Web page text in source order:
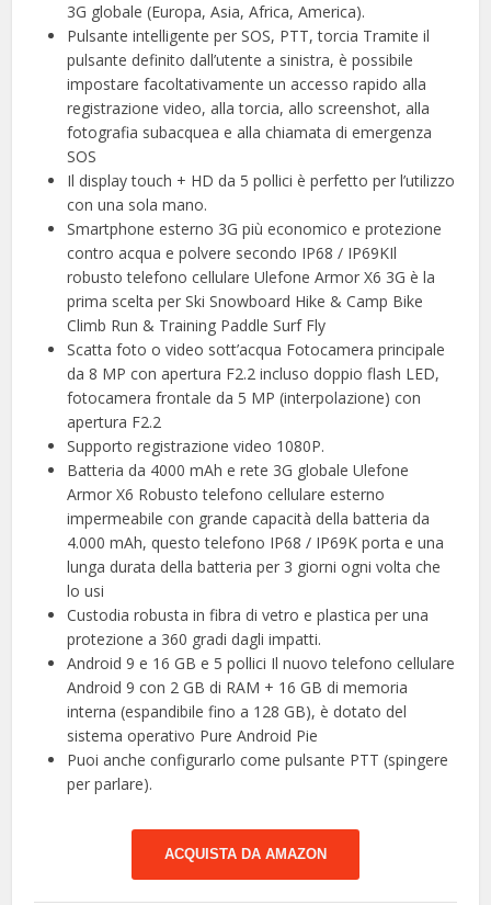
3G globale (Europa, Asia, Africa, America).
Pulsante intelligente per SOS, PTT, torcia Tramite il
pulsante definito dall’utente a sinistra, è possibile
impostare facoltativamente un accesso rapido alla
registrazione video, alla torcia, allo screenshot, alla
fotografia subacquea e alla chiamata di emergenza
SOS
Il display touch + HD da 5 pollici è perfetto per l’utilizzo
con una sola mano.
Smartphone esterno 3G più economico e protezione
contro acqua e polvere secondo IP68 / IP69KIl
robusto telefono cellulare Ulefone Armor X6 3G è la
prima scelta per Ski Snowboard Hike & Camp Bike
Climb Run & Training Paddle Surf Fly
Scatta foto o video sott’acqua Fotocamera principale
da 8 MP con apertura F2.2 incluso doppio flash LED,
fotocamera frontale da 5 MP (interpolazione) con
apertura F2.2
Supporto registrazione video 1080P.
Batteria da 4000 mAh e rete 3G globale Ulefone
Armor X6 Robusto telefono cellulare esterno
impermeabile con grande capacità della batteria da
4.000 mAh, questo telefono IP68 / IP69K porta e una
lunga durata della batteria per 3 giorni ogni volta che
lo usi
Custodia robusta in fibra di vetro e plastica per una
protezione a 360 gradi dagli impatti.
Android 9 e 16 GB e 5 pollici Il nuovo telefono cellulare
Android 9 con 2 GB di RAM + 16 GB di memoria
interna (espandibile fino a 128 GB), è dotato del
sistema operativo Pure Android Pie
Puoi anche configurarlo come pulsante PTT (spingere
per parlare).
ACQUISTA DA AMAZON